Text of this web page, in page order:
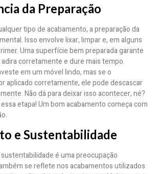
da Preparação
tipo de acabamento, a preparação da
Isso envolve lixar, limpar e, em alguns
Uma superfície bem preparada garante
corretamente e dure mais tempo.
em um móvel lindo, mas se o
aplicado corretamente, ele pode descascar
Não dá para deixar isso acontecer, né?
etapa! Um bom acabamento começa com
e Sustentabilidade
é uma preocupação
se reflete nos acabamentos utilizados